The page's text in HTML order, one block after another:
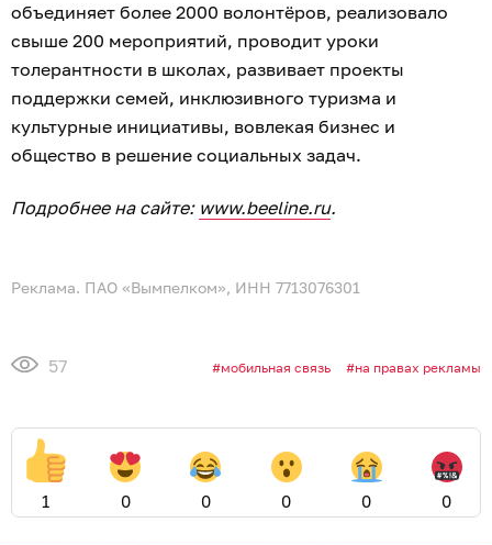
объединяет более 2000 волонтёров, реализовало
свыше 200 мероприятий, проводит уроки
толерантности в школах, развивает проекты
поддержки семей, инклюзивного туризма и
культурные инициативы, вовлекая бизнес и
общество в решение социальных задач.
Подробнее на сайте: www.beeline.ru.
Реклама. ПАО «Вымпелком», ИНН 7713076301
57 мобильная связь на правах рекламы
1 0 0 0 0 0